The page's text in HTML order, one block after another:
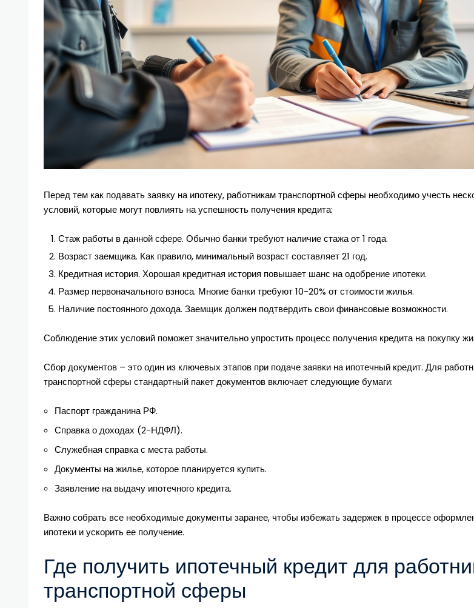
Перед тем как подавать заявку на ипотеку, работникам транспортной сферы необходимо учесть
условий, которые могут повлиять на успешность получения кредита:
Стаж работы в данной сфере. Обычно банки требуют наличие стажа от 1 года.
Возраст заемщика. Как правило, минимальный возраст составляет 21 год.
Кредитная история. Хорошая кредитная история повышает шанс на одобрение ипотеки.
Размер первоначального взноса. Многие банки требуют 10-20% от стоимости жилья.
Наличие постоянного дохода. Заемщик должен подтвердить свои финансовые возможности.
Соблюдение этих условий поможет значительно упростить процесс получения кредита на покупку
Сбор документов – это один из ключевых этапов при подаче заявки на ипотечный кредит. Для
транспортной сферы стандартный пакет документов включает следующие бумаги:
Паспорт гражданина РФ.
Справка о доходах (2-НДФЛ).
Служебная справка с места работы.
Документы на жилье, которое планируется купить.
Заявление на выдачу ипотечного кредита.
Важно собрать все необходимые документы заранее, чтобы избежать задержек в процессе
ипотеки и ускорить ее получение.
Где получить ипотечный кредит для
транспортной сферы